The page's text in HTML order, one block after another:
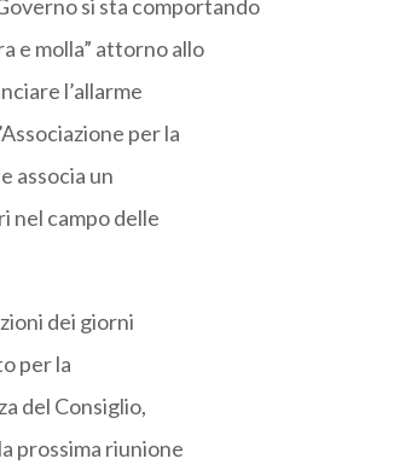
si sta comportando
e molla” attorno allo
l’allarme
per la
associa un
nel campo delle
dei giorni
per la
del Consiglio,
prossima riunione